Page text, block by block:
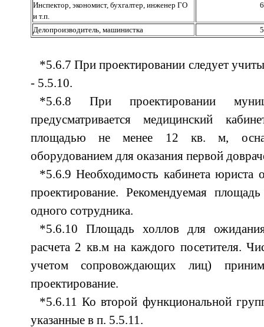
Инспектор, экономист, бухгалтер, инженер ГО
и т.п.
Делопроизводитель, машинистка
*5.6.7 При проектировании следует
- 5.5.10.
*5.6.8 При проектировании
предусматривается медицинский
площадью не менее 12 кв. м,
оборудованием для оказания первой
*5.6.9 Необходимость кабинета юриста
проектирование. Рекомендуемая
одного сотрудника.
*5.6.10 Площадь холлов для
расчета 2 кв.м на каждого посетителя.
учетом сопровождающих лиц)
проектирование.
*5.6.11 Ко второй функциональной
указанные в п. 5.5.11.